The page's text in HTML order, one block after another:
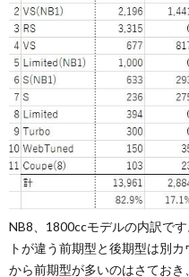
NB8、1800ccモデルの内訳で
トが違う前期型と後期型は別
から前期型が多いのはさてお